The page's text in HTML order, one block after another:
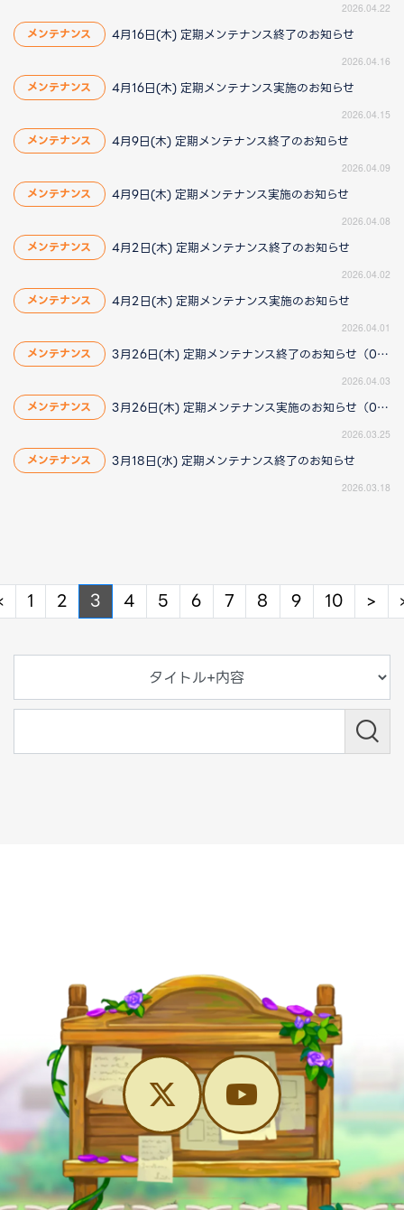
2026.04.22
メンテナンス 4月16日(木) 定期メンテナンス終了のお知らせ
2026.04.16
メンテナンス 4月16日(木) 定期メンテナンス実施のお知らせ
2026.04.15
メンテナンス 4月9日(木) 定期メンテナンス終了のお知らせ
2026.04.09
メンテナンス 4月9日(木) 定期メンテナンス実施のお知らせ
2026.04.08
メンテナンス 4月2日(木) 定期メンテナンス終了のお知らせ
2026.04.02
メンテナンス 4月2日(木) 定期メンテナンス実施のお知らせ
2026.04.01
メンテナンス 3月26日(木) 定期メンテナンス終了のお知らせ（04/03更新）
2026.04.03
メンテナンス 3月26日(木) 定期メンテナンス実施のお知らせ（03/25更新）
2026.03.25
メンテナンス 3月18日(水) 定期メンテナンス終了のお知らせ
2026.03.18
Previous
1 2 3 4 5 6 7 8 9 10 >